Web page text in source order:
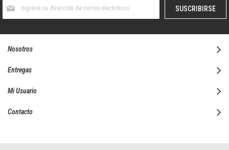
boletín
SUSCRIBIRSE
Nosotros
Entregas
Mi Usuario
Contacto